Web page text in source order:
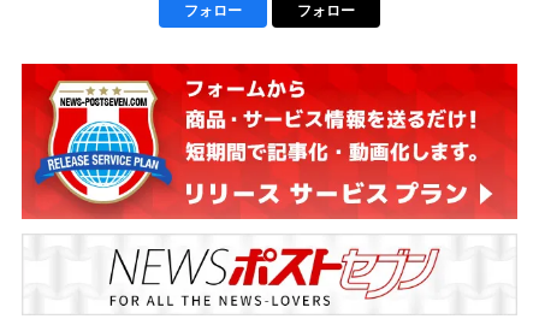
フォロー フォロー